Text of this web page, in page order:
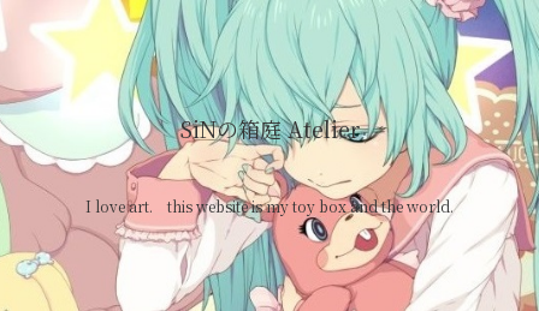
SiNの箱庭 Atelier
I love art. this website is my toy box and the world.